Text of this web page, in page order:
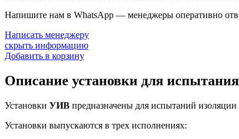
Напишите нам в WhatsApp — менеджеры оперативно
Написать менеджеру
скрыть информацию
Добавить в корзину
Описание установки для
Установки УИВ предназначены для испытаний
Установки выпускаются в трех исполнениях: